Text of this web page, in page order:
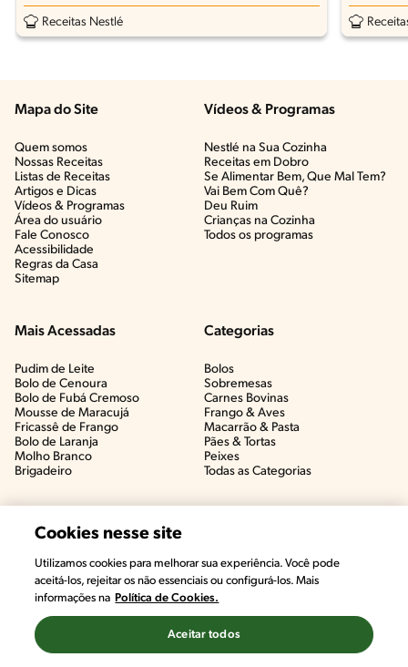
Receitas Nestlé
Mapa do Site
Quem somos
Nossas Receitas
Listas de Receitas​
Artigos e Dicas​
Vídeos & Programas​
Área do usuário
Fale Conosco
Acessibilidade
Regras da Casa
Sitemap
Vídeos & Programas​
Nestlé na Sua Cozinha
Receitas em Dobro
Se Alimentar Bem, Que Mal Tem?​
Vai Bem Com Quê?​
Deu Ruim​
Crianças na Cozinha​
Todos os programas
Mais Acessadas
Pudim de Leite
Bolo de Cenoura
Bolo de Fubá Cremoso
Mousse de Maracujá
Fricassê de Frango
Bolo de Laranja
Molho Branco
Brigadeiro
Categorias
Bolos
Sobremesas
Carnes Bovinas​
Frango & Aves​
Macarrão & Pasta​
Pães & Tortas​
Peixes
Todas as Categorias
Cookies nesse site
Utilizamos cookies para melhorar sua experiência. Você pode
aceitá-los, rejeitar os não essenciais ou configurá-los. Mais
informações na Política de Cookies.
Aceitar todos